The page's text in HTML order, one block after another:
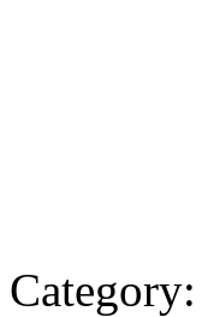
Category: